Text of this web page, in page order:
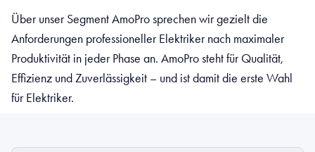
Über unser Segment AmoPro sprechen wir gezielt die
Anforderungen professioneller Elektriker nach maximaler
Produktivität in jeder Phase an. AmoPro steht für Qualität,
Effizienz und Zuverlässigkeit – und ist damit die erste Wahl
für Elektriker.